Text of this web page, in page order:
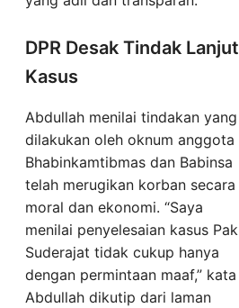
DPR Desak Tindak Lanjut
Kasus
Abdullah menilai tindakan yang
dilakukan oleh oknum anggota
Bhabinkamtibmas dan Babinsa
telah merugikan korban secara
moral dan ekonomi. “Saya
menilai penyelesaian kasus Pak
Suderajat tidak cukup hanya
dengan permintaan maaf,” kata
Abdullah dikutip dari laman